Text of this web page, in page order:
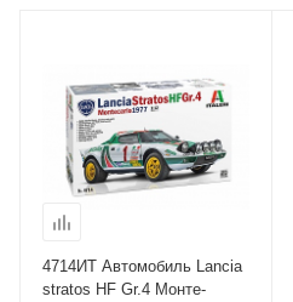
4714ИТ Автомобиль Lancia
stratos HF Gr.4 Монте-